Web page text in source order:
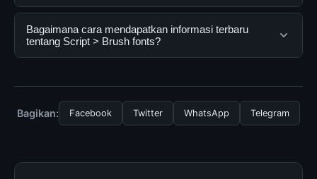
informasi lengkap dan terpercaya. Anda dapat
menggunakannya dengan mengunjungi situs resmi dan
mengikuti panduan yang tersedia.
Ya, Script > Brush fonts dapat diakses secara gratis
oleh semua pengguna. Tidak ada biaya tersembunyi
atau langganan yang diperlukan untuk menggunakan
Bagaimana cara mendapatkan informasi terbaru
tentang Script > Brush fonts?
kami secara berkala. Kami selalu memperbarui konten
dengan informasi terkini dan terpercaya.
Bagikan: Facebook Twitter WhatsApp Telegram